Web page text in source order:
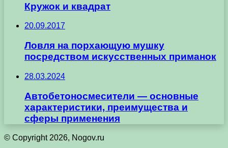
Кружок и квадрат
20.09.2017
Ловля на порхающую мушку
посредством искусственных приманок
28.03.2024
Автобетоносмесители — основные
характеристики, преимущества и
сферы применения
© Copyright 2026, Nogov.ru